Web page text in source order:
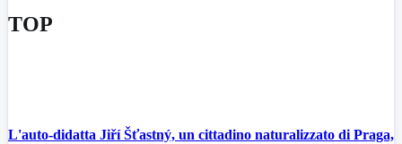
TOP
L'auto-didatta Jiří Šťastný, un cittadino naturalizzato di Praga,